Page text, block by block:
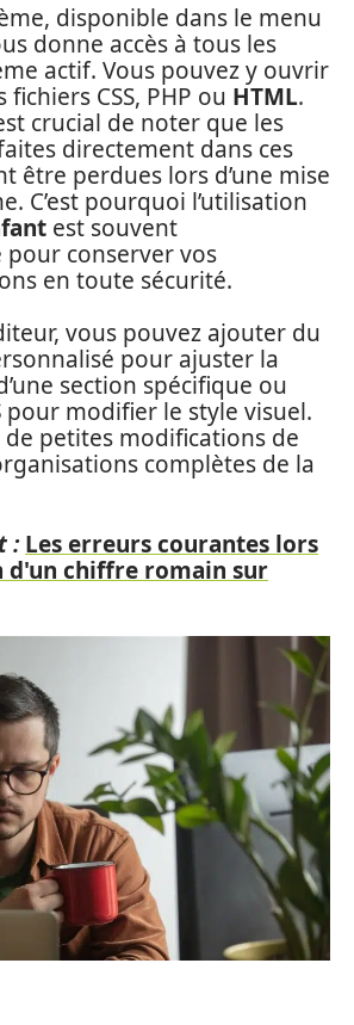
disponible dans le menu
donne accès à tous les
actif. Vous pouvez y ouvrir
CSS, PHP ou HTML.
crucial de noter que les
directement dans ces
être perdues lors d’une mise
C’est pourquoi l’utilisation
est souvent
conserver vos
en toute sécurité.
vous pouvez ajouter du
pour ajuster la
section spécifique ou
pour modifier le style visuel.
de petites modifications de
complètes de la
: Les erreurs courantes lors
chiffre romain sur